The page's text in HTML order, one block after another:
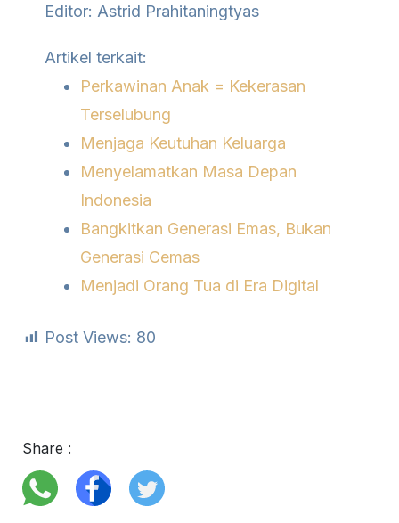
Editor: Astrid Prahitaningtyas
Artikel terkait:
Perkawinan Anak = Kekerasan
Terselubung
Menjaga Keutuhan Keluarga
Menyelamatkan Masa Depan
Indonesia
Bangkitkan Generasi Emas, Bukan
Generasi Cemas
Menjadi Orang Tua di Era Digital
Post Views: 80
Share :